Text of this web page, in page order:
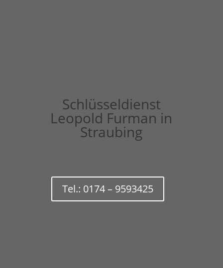
Schlüsseldienst
Leopold Furman in
Straubing
Tel.: 0174 – 9593425